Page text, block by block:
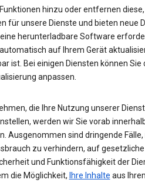
hinzu oder entfernen diese,
für unsere Dienste und bieten neue
herunterladbare Software
auf Ihrem Gerät
ist. Bei einigen Diensten können Sie
anpassen.
die Ihre Nutzung unserer
werden wir Sie vorab
Ausgenommen sind dringende Fälle,
zu verhindern, auf gesetzliche
und Funktionsfähigkeit der
die Möglichkeit, Ihre Inhalte aus